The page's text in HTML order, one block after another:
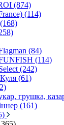
(874)
(114)
(84)
(114)
(242)
(61)
грушка,
(161)